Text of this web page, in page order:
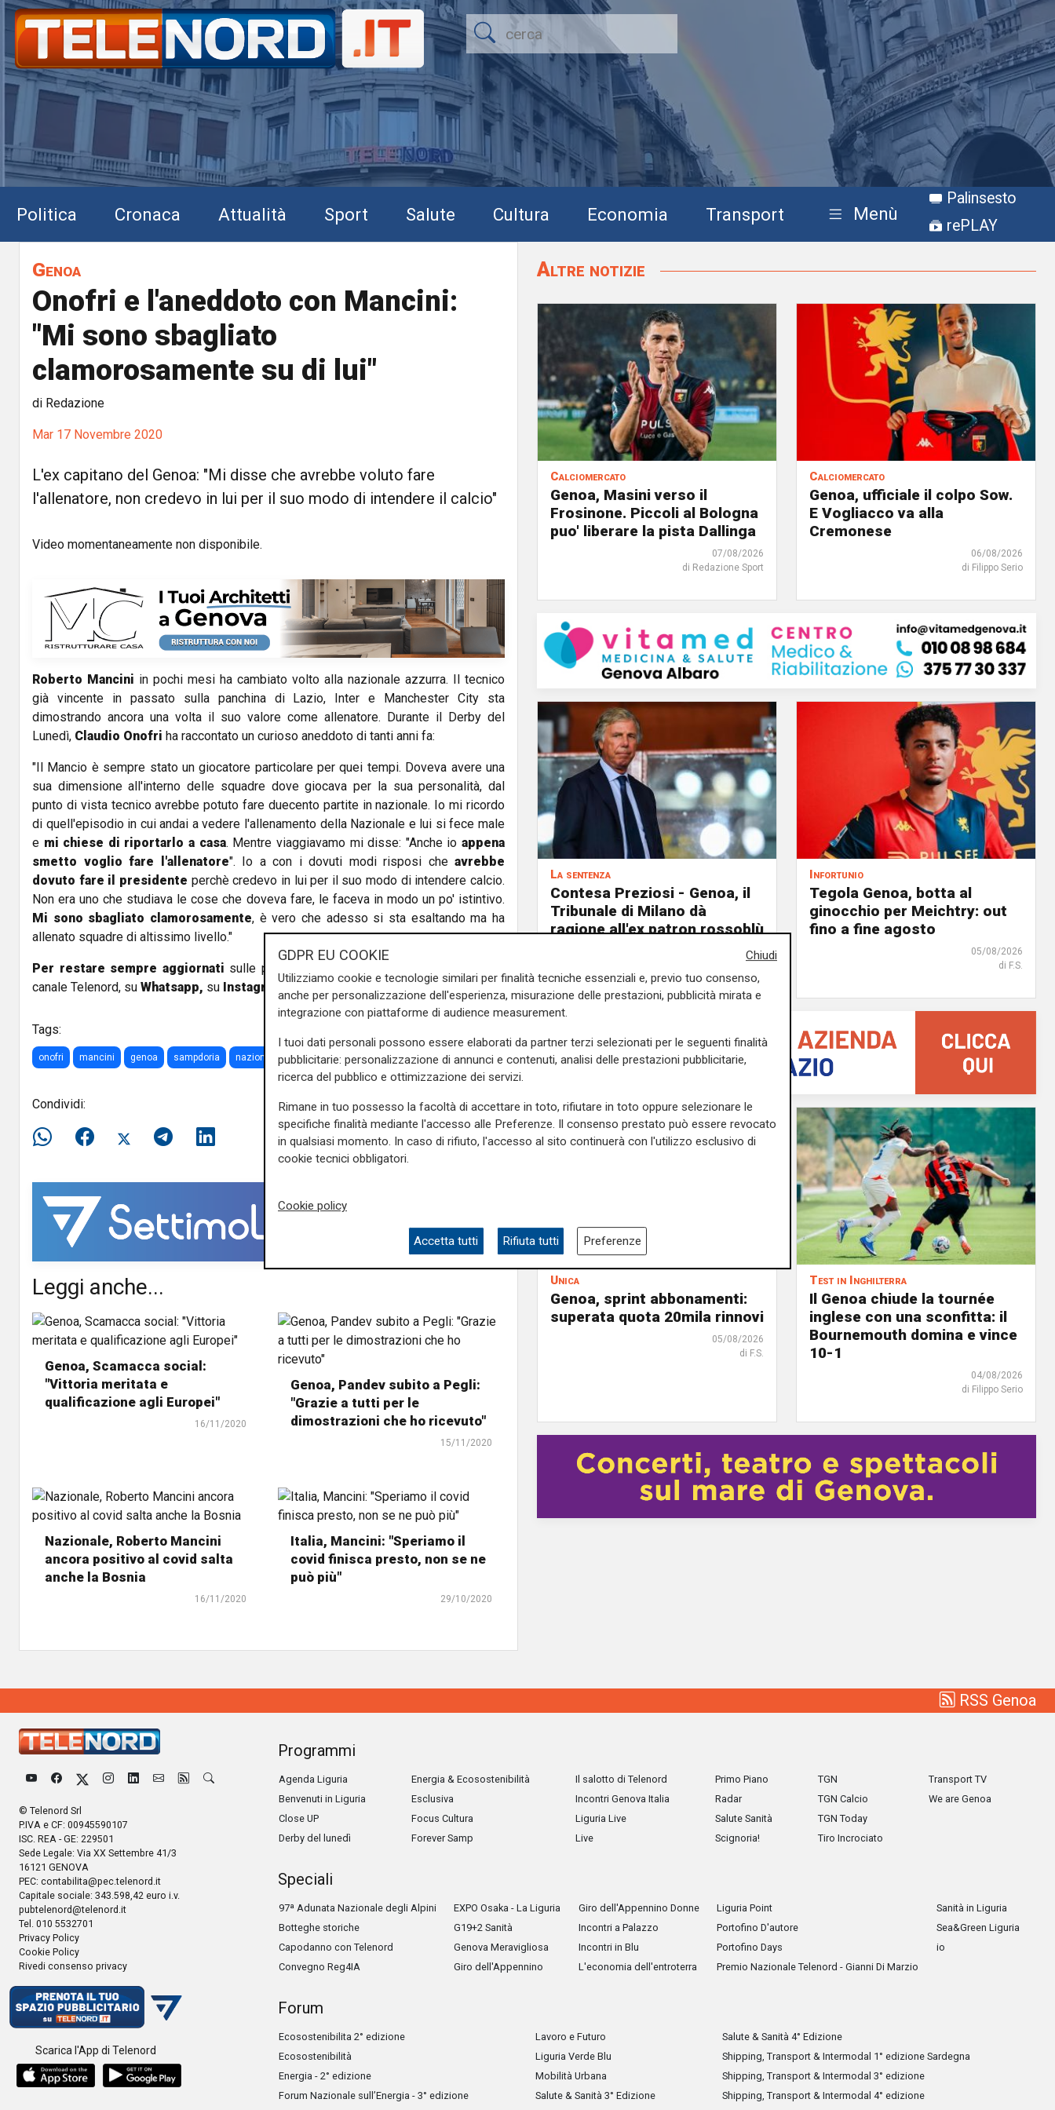
Politica Cronaca Attualità Sport Salute Cultura Economia Transport Menù
Palinsesto
rePLAY
Genoa
Onofri e l'aneddoto con Mancini:
"Mi sono sbagliato
clamorosamente su di lui"
di Redazione
Mar 17 Novembre 2020
L'ex capitano del Genoa: "Mi disse che avrebbe voluto fare
l'allenatore, non credevo in lui per il suo modo di intendere il calcio"
Video momentaneamente non disponibile.
Roberto Mancini in pochi mesi ha cambiato volto alla nazionale azzurra. Il tecnico
già vincente in passato sulla panchina di Lazio, Inter e Manchester City sta
dimostrando ancora una volta il suo valore come allenatore. Durante il Derby del
Lunedì, Claudio Onofri ha raccontato un curioso aneddoto di tanti anni fa:
"Il Mancio è sempre stato un giocatore particolare per quei tempi. Doveva avere una
sua dimensione all'interno delle squadre dove giocava per la sua personalità, dal
punto di vista tecnico avrebbe potuto fare duecento partite in nazionale. Io mi ricordo
di quell'episodio in cui andai a vedere l'allenamento della Nazionale e lui si fece male
e mi chiese di riportarlo a casa. Mentre viaggiavamo mi disse: "Anche ioappena
smetto voglio fare l'allenatore". Io a con i dovuti modi risposi che avrebbe
dovuto fare il presidente perchè credevo in lui per il suo modo di intendere calcio.
Non era uno che studiava le cose che doveva fare, le faceva in modo un po' istintivo.
Mi sono sbagliato clamorosamente, è vero che adesso si sta esaltando ma ha
allenato squadre di altissimo livello."
Per restare sempre aggiornati sulle principali notizie sulla Liguria seguiteci sul
canale Telenord, su Whatsapp, su Instagram su e su Facebook.
Tags:
onofri mancini genoa sampdoria nazionale Italia allenatore
Condividi:
Leggi anche...
Genoa, Scamacca social:
"Vittoria meritata e
qualificazione agli Europei"
16/11/2020
Genoa, Pandev subito a Pegli:
"Grazie a tutti per le
dimostrazioni che ho ricevuto"
15/11/2020
Nazionale, Roberto Mancini
ancora positivo al covid salta
anche la Bosnia
16/11/2020
Italia, Mancini: "Speriamo il
covid finisca presto, non se ne
può più"
29/10/2020
Altre notizie
Calciomercato
Genoa, Masini verso il
Frosinone. Piccoli al Bologna
puo' liberare la pista Dallinga
07/08/2026
di Redazione Sport
Calciomercato
Genoa, ufficiale il colpo Sow.
E Vogliacco va alla
Cremonese
06/08/2026
di Filippo Serio
La sentenza
Contesa Preziosi - Genoa, il
Tribunale di Milano dà
ragione all'ex patron rossoblù
06/08/2026
Infortunio
Tegola Genoa, botta al
ginocchio per Meichtry: out
fino a fine agosto
05/08/2026
di F.S.
Unica
Genoa, sprint abbonamenti:
superata quota 20mila rinnovi
05/08/2026
di F.S.
Test in Inghilterra
Il Genoa chiude la tournée
inglese con una sconfitta: il
Bournemouth domina e vince
10-1
04/08/2026
di Filippo Serio
RSS Genoa
© Telenord Srl
P.IVA e CF: 00945590107
ISC. REA - GE: 229501
Sede Legale: Via XX Settembre 41/3
16121 GENOVA
PEC: contabilita@pec.telenord.it
Capitale sociale: 343.598,42 euro i.v.
pubtelenord@telenord.it
Tel. 010 5532701
Privacy Policy
Cookie Policy
Rivedi consenso privacy
Scarica l'App di Telenord
Programmi
Agenda Liguria
Benvenuti in Liguria
Close UP
Derby del lunedì
Energia & Ecosostenibilità
Esclusiva
Focus Cultura
Forever Samp
Il salotto di Telenord
Incontri Genova Italia
Liguria Live
Live
Primo Piano
Radar
Salute Sanità
Scignoria!
TGN
TGN Calcio
TGN Today
Tiro Incrociato
Transport TV
We are Genoa
Speciali
97ª Adunata Nazionale degli Alpini
Botteghe storiche
Capodanno con Telenord
Convegno Reg4IA
EXPO Osaka - La Liguria
G19+2 Sanità
Genova Meravigliosa
Giro dell'Appennino
Giro dell'Appennino Donne
Incontri a Palazzo
Incontri in Blu
L'economia dell'entroterra
Liguria Point
Portofino D'autore
Portofino Days
Premio Nazionale Telenord - Gianni Di Marzio
Sanità in Liguria
Sea&Green Liguria
io
Forum
Ecosostenibilita 2° edizione
Ecosostenibilità
Energia - 2° edizione
Forum Nazionale sull’Energia - 3° edizione
Lavoro e Futuro
Liguria Verde Blu
Mobilità Urbana
Salute & Sanità 3° Edizione
Salute & Sanità 4° Edizione
Shipping, Transport & Intermodal 1° edizione Sardegna
Shipping, Transport & Intermodal 3° edizione
Shipping, Transport & Intermodal 4° edizione
Chiudi
GDPR EU COOKIE
Utilizziamo cookie e tecnologie similari per finalità tecniche essenziali e, previo tuo consenso,
anche per personalizzazione dell'esperienza, misurazione delle prestazioni, pubblicità mirata e
integrazione con piattaforme di audience measurement.
I tuoi dati personali possono essere elaborati da partner terzi selezionati per le seguenti finalità
pubblicitarie: personalizzazione di annunci e contenuti, analisi delle prestazioni pubblicitarie,
ricerca del pubblico e ottimizzazione dei servizi.
Rimane in tuo possesso la facoltà di accettare in toto, rifiutare in toto oppure selezionare le
specifiche finalità mediante l'accesso alle Preferenze. Il consenso prestato può essere revocato
in qualsiasi momento. In caso di rifiuto, l'accesso al sito continuerà con l'utilizzo esclusivo di
cookie tecnici obbligatori.
Cookie policy
Accetta tutti Rifiuta tutti Preferenze